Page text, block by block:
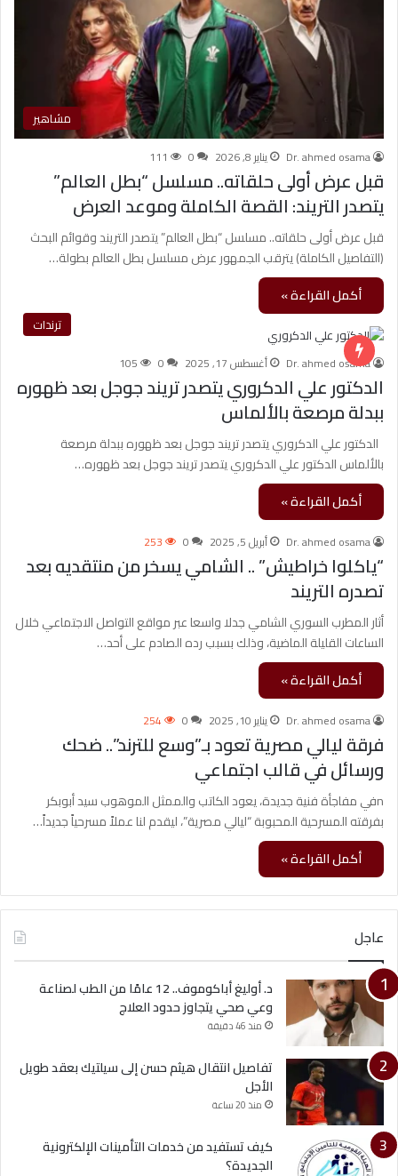
مشاهير
Dr. ahmed osama يناير 8, 2026 0
111
قبل عرض أولى حلقاته.. مسلسل “بطل العالم”
يتصدر التريند: القصة الكاملة وموعد العرض
قبل عرض أولى حلقاته.. مسلسل “بطل العالم” يتصدر التريند وقوائم البحث
(التفاصيل الكاملة) يترقب الجمهور عرض مسلسل بطل العالم بطولة…
أكمل القراءة »
ترندات
Dr. ahmed osama أغسطس 17, 2025 0
105
الدكتور علي الدكروري يتصدر تريند جوجل بعد ظهوره
ببدلة مرصعة بالألماس
الدكتور علي الدكروري يتصدر تريند جوجل بعد ظهوره ببدلة مرصعة
بالألماس الدكتور علي الدكروري يتصدر تريند جوجل بعد ظهوره…
أكمل القراءة »
Dr. ahmed osama أبريل 5, 2025 0
253
“ياكلوا خراطيش” .. الشامي يسخر من منتقديه بعد
تصدره التريند
أثار المطرب السوري الشامي جدلا واسعا عبر مواقع التواصل الاجتماعي خلال
الساعات القليلة الماضية، وذلك بسبب رده الصادم على أحد…
أكمل القراءة »
Dr. ahmed osama يناير 10, 2025 0
254
فرقة ليالي مصرية تعود بـ”وسع للترند”.. ضحك
ورسائل في قالب اجتماعي
nفي مفاجأة فنية جديدة، يعود الكاتب والممثل الموهوب سيد أبوبكر
بفرقته المسرحية المحبوبة “ليالي مصرية”، ليقدم لنا عملاً مسرحياً جديداً…
أكمل القراءة »
عاجل
د. أوليغ أباكوموف.. 12 عامًا من الطب لصناعة
وعي صحي يتجاوز حدود العلاج
منذ 46 دقيقة
تفاصيل انتقال هيثم حسن إلى سيلتيك بعقد طويل
الأجل
منذ 20 ساعة
كيف تستفيد من خدمات التأمينات الإلكترونية
الجديدة؟